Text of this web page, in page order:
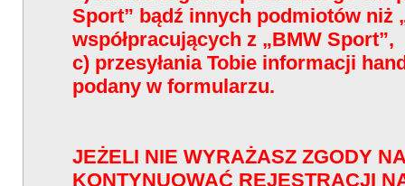
Sport” bądź innych podmiotów niż
współpracujących z „BMW Sport”,
c) przesyłania Tobie informacji
podany w formularzu.
JEŻELI NIE WYRAŻASZ ZGODY
KONTYNUOWAĆ REJESTRACJI